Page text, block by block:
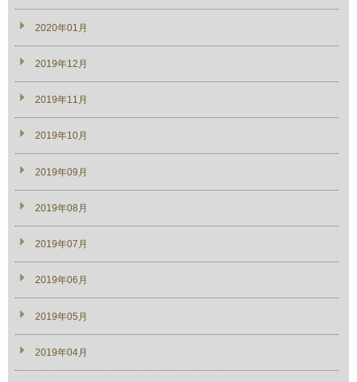
2020年01月
2019年12月
2019年11月
2019年10月
2019年09月
2019年08月
2019年07月
2019年06月
2019年05月
2019年04月